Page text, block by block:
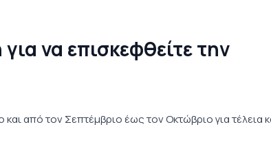
να επισκεφθείτε την
από τον Σεπτέμβριο έως τον Οκτώβριο για τέλεια